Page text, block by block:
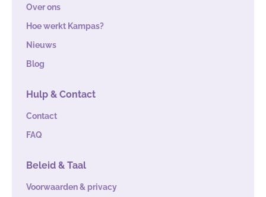
Over ons
Hoe werkt Kampas?
Nieuws
Blog
Hulp & Contact
Contact
FAQ
Beleid & Taal
Voorwaarden & privacy